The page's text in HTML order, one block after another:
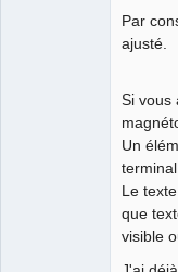
Par
ajusté.
Si vous
Un
terminal
Le
que
visible